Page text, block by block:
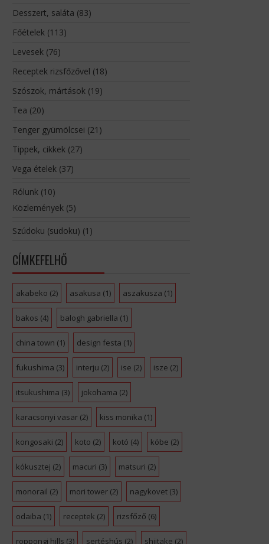
Desszert, saláta (83)
Főételek(113)
Levesek(76)
Receptek rizsfőzővel (18)
Szószok, mártások(19)
Tea (20)
Tenger gyümölcsei (21)
Tippek, cikkek(27)
Vega ételek(37)
Rólunk(10)
Közlemények(5)
Szúdoku (sudoku) (1)
CÍMKEFELHŐ
akabeko (2) asakusa (1) aszakusza (1)
bakos (4) balogh gabriella (1)
china town (1) design festa (1)
fukushima (3) interju (2) ise (2) isze (2)
itsukushima (3) jokohama (2)
karacsonyi vasar(2) kiss monika (1)
kongosaki (2) koto (2) kotó (4) kóbe (2)
kókusztej (2) macuri (3) matsuri (2)
monorail (2) mori tower(2) nagykovet(3)
odaiba (1) receptek (2) rizsfőző (6)
roppongi hills (3) sertéshús (2) shiitake (2)